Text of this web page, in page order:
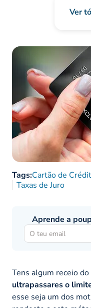
Ver
Tags:Cartão de
Taxas de Juro
Aprende a
Tens algum receio
ultrapassares o
esse seja um dos